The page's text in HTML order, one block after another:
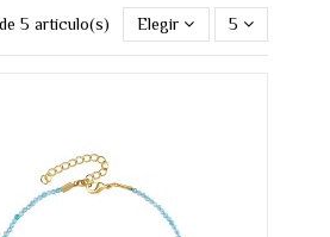
5 artículo(s) Elegir 5